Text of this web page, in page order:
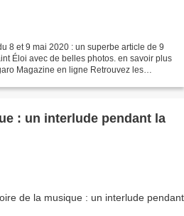
8 et 9 mai 2020 : un superbe article de 9
Éloi avec de belles photos. en savoir plus
Magazine en ligne Retrouvez les
: un interlude pendant la